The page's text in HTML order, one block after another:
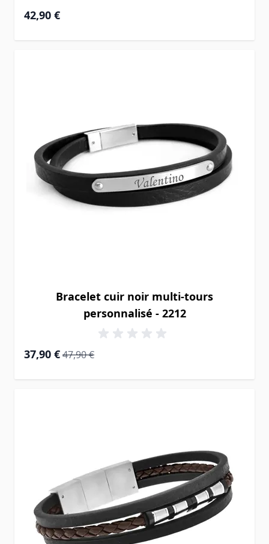
42,90 €
Bracelet cuir noir multi-tours
personnalisé - 2212
Prix Spécial
37,90 € Prix normal
47,90 €